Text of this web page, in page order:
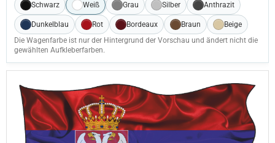
Schwarz Weiß Grau Silber Anthrazit
Dunkelblau Rot Bordeaux Braun
Beige
Die Wagenfarbe ist nur der Hintergrund der Vorschau und ändert nicht die
gewählten Aufkleberfarben.